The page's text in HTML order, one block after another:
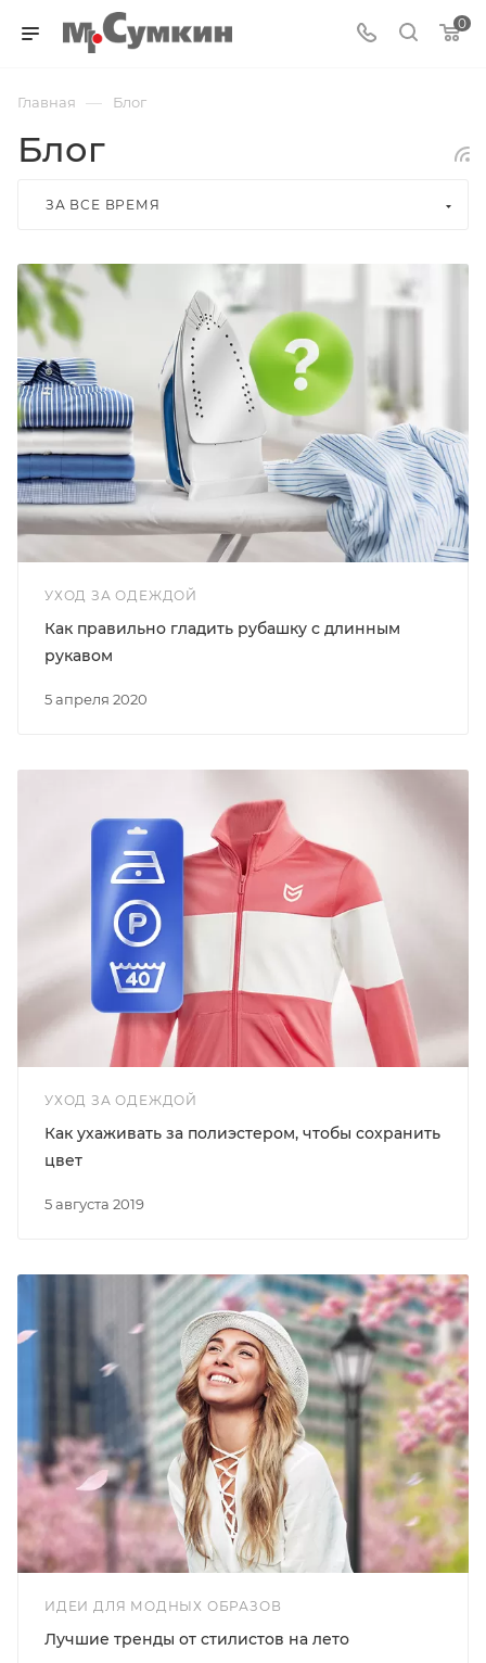
0
Главная — Блог
Блог
ЗА ВСЕ ВРЕМЯ
УХОД ЗА ОДЕЖДОЙ
5 апреля 2020
Как правильно гладить рубашку с длинным
рукавом
УХОД ЗА ОДЕЖДОЙ
5 августа 2019
Как ухаживать за полиэстером, чтобы сохранить
цвет
ИДЕИ ДЛЯ МОДНЫХ ОБРАЗОВ
Лучшие тренды от стилистов на лето